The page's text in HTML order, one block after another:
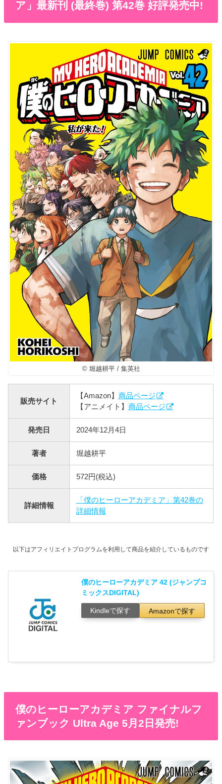
ア」最新刊 (最終巻) 第42巻 好評発売中!
© 堀越耕平 / 集英社
販売サイト
【Amazon】 商品ページ
【アニメイト】 商品ページ
発売日 2024年12月4日
著者 堀越耕平
価格 572円(税込)
詳細情報
「僕のヒーローアカデミア」第42巻の
詳細情報
以下はアフィリエイトプログラムを利用して商品を紹介しているものです
僕のヒーローアカデミア 42 (ジャンプコ
ミックスDIGITAL)
Kindleで探す Amazonで探す
僕のヒーローアカデミア ファイナルフ
ァンブック Ultra Age 5月2日発売!